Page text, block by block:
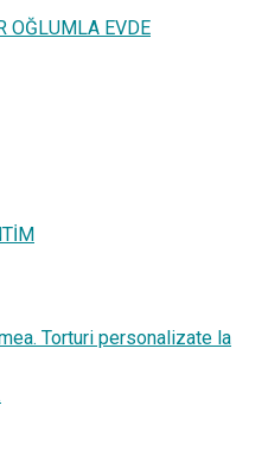
OĞLUMLA EVDE
Torturi personalizate la